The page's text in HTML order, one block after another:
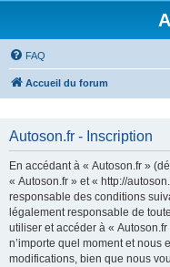
FAQ
Accueil du forum
Autoson.fr - Inscription
En accédant à « Autoson.fr »
« Autoson.fr » et « http://
responsable des conditions
légalement responsable de
utiliser et accéder à «
n’importe quel moment et nous
modifications, bien que nous